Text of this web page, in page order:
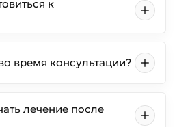
к
время консультации?
лечение после